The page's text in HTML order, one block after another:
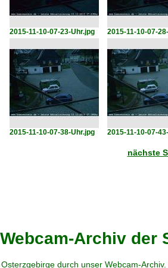
2015-11-10-07-23-Uhr.jpg 2015-11-10-07-
2015-11-10-07-38-Uhr.jpg 2015-11-10-07-
nächste
Archiv der
durch unser Webcam-